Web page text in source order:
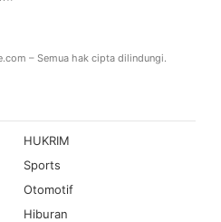
– Semua hak cipta dilindungi.
HUKRIM
Sports
Otomotif
Hiburan